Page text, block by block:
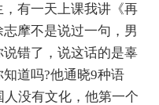
有一天上课我讲《再
摩不是说过一句，男
错了，说这话的是辜
道吗?他通晓9种语
没有文化，他第一个